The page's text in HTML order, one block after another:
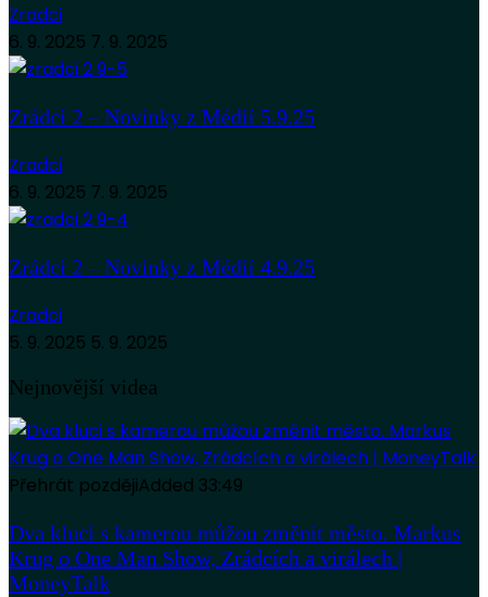
Zradci
6. 9. 2025 7. 9. 2025
Zrádci 2 – Novinky z Médií 5.9.25
Zradci
6. 9. 2025 7. 9. 2025
Zrádci 2 – Novinky z Médií 4.9.25
Zradci
5. 9. 2025 5. 9. 2025
Nejnovější videa
Přehrát pozdějiAdded 33:49
Dva kluci s kamerou můžou změnit město. Markus
Krug o One Man Show, Zrádcích a virálech |
MoneyTalk